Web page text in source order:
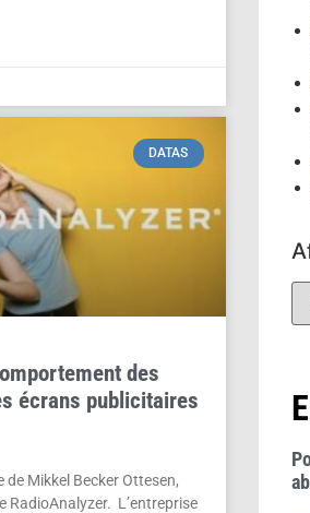
DATAS
des
écrans publicitaires
de Mikkel Becker Ottesen,
RadioAnalyzer. L’entreprise